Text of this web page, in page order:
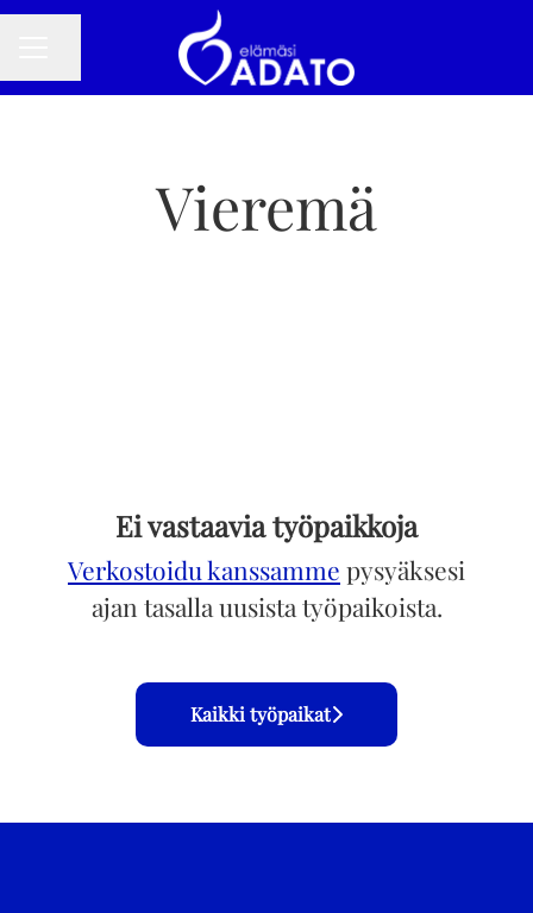
Vieremä
Ei vastaavia työpaikkoja
Verkostoidu kanssamme pysyäksesi
ajan tasalla uusista työpaikoista.
Kaikki työpaikat